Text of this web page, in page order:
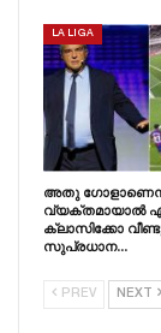
LA LIGA
അതു
വ്യക്തമായാൽ
ക്ലാസിക്കോ
സുപ്രധാന…
PREV NEXT